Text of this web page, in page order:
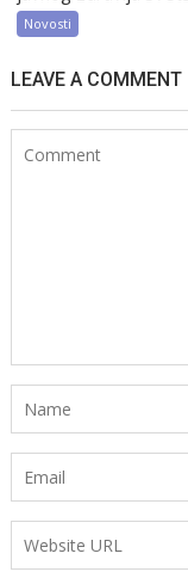
Novosti
LEAVE A COMMENT